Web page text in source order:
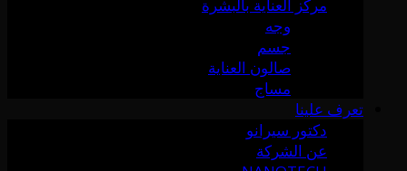
مركز العناية بالبشرة
وجه
جسم
صالون العناية
مساج
تعرف علينا
دكتور سيرانو
عن الشركة